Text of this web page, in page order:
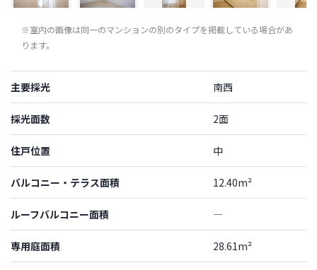
※室内の画像は同一のマンションの別のタイプを掲載している場合があ
ります。
主要採光 南西
採光面数 2面
住戸位置 中
バルコニー・テラス面積 12.40m²
ルーフバルコニー面積 ―
専用庭面積 28.61m²